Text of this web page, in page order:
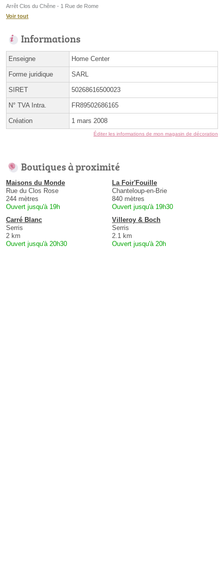
Arrêt Clos du Chêne - 1 Rue de Rome
Voir tout
Informations
Enseigne Home Center
Forme juridique SARL
SIRET 50268616500023
N° TVA Intra. FR89502686165
Création 1 mars 2008
Éditer les informations de mon magasin de décoration
Boutiques à proximité
Maisons du Monde
Rue du Clos Rose
244 mètres
Ouvert jusqu'à 19h
La Foir'Fouille
Chanteloup-en-Brie
840 mètres
Ouvert jusqu'à 19h30
Carré Blanc
Serris
2 km
Ouvert jusqu'à 20h30
Villeroy & Boch
Serris
2.1 km
Ouvert jusqu'à 20h